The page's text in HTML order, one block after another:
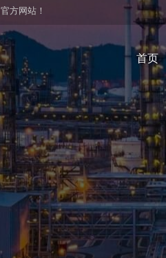
方网站！
首页